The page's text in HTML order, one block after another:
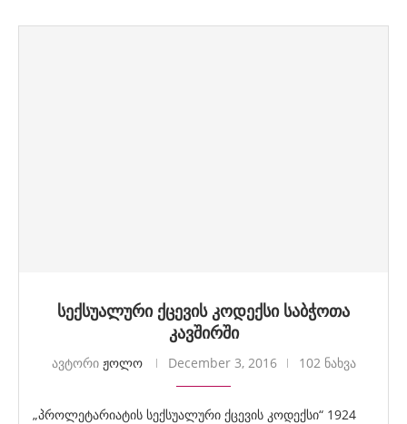
სექსუალური ქცევის კოდექსი საბჭოთა
კავშირში
ავტორი ჟოლო December 3, 2016 102 ნახვა
„პროლეტარიატის სექსუალური ქცევის კოდექსი“ 1924